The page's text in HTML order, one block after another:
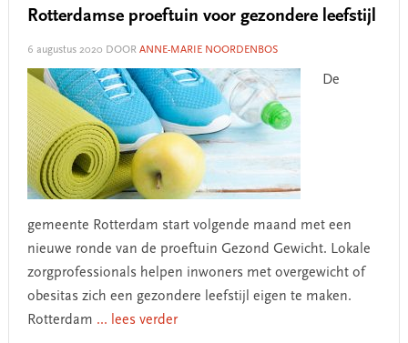
Rotterdamse proeftuin voor gezondere leefstijl
6 augustus 2020 DOOR ANNE-MARIE NOORDENBOS
De
gemeente Rotterdam start volgende maand met een
nieuwe ronde van de proeftuin Gezond Gewicht. Lokale
zorgprofessionals helpen inwoners met overgewicht of
obesitas zich een gezondere leefstijl eigen te maken.
Rotterdam ... lees verder